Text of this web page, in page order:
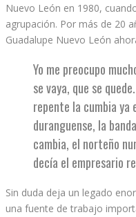
Nuevo León en 1980,
agrupación. Por más de 20
Guadalupe Nuevo León
Yo me preocupo
se vaya, que se
repente la cumbia
duranguense, la
cambia, el norteño
decía el empresario
Sin duda deja un legado
una fuente de trabajo